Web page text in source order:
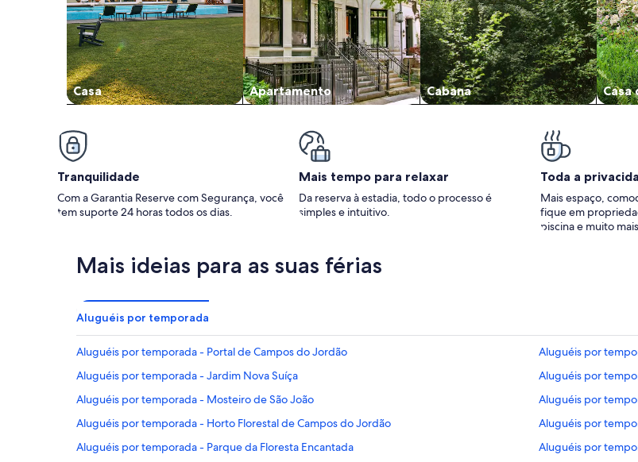
Casa Apartamento Cabana Casa
Tranquilidade
Com a Garantia Reserve com Segurança, você
tem suporte 24 horas todos os dias.
Mais tempo para relaxar
Da reserva à estadia, todo o processo é
simples e intuitivo.
Toda a
Mais espaço,
fique em
piscina e muito mais.
Mais ideias para as suas férias
Aluguéis por temporada
Aluguéis por temporada - Portal de Campos do Jordão
Aluguéis por
Aluguéis por temporada - Jardim Nova Suíça
Aluguéis por
Aluguéis por temporada - Mosteiro de São João
Aluguéis por
Aluguéis por temporada - Horto Florestal de Campos do Jordão
Aluguéis por
Aluguéis por temporada - Parque da Floresta Encantada
Aluguéis por